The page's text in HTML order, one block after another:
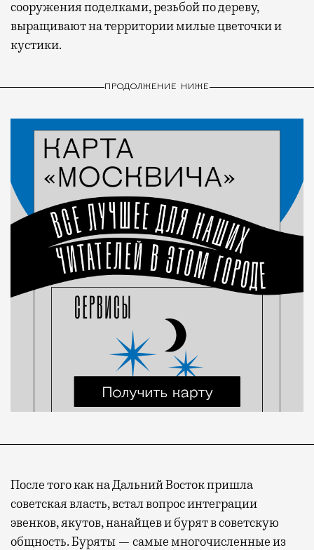
сооружения поделками, резьбой по дереву,
выращивают на территории милые цветочки и
кустики.
ПРОДОЛЖЕНИЕ НИЖЕ
После того как на Дальний Восток пришла
советская власть, встал вопрос интеграции
эвенков, якутов, нанайцев и бурят в советскую
общность. Буряты — самые многочисленные из